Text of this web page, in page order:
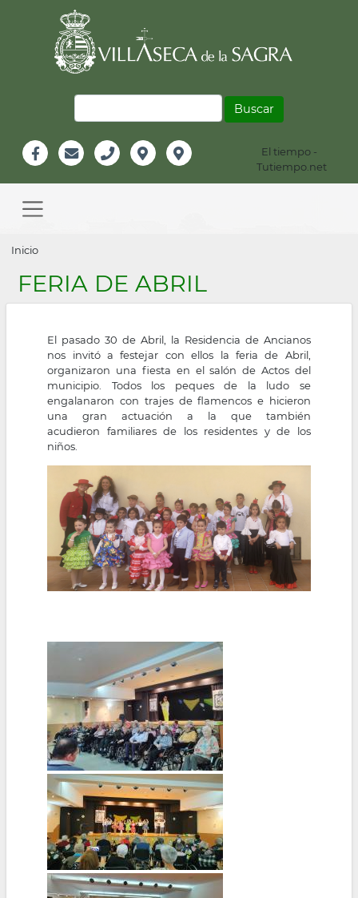
Información
Header
El tiempo -
Tutiempo.net
navigation
Sobrescribir
enlaces
de
ayuda
navegación
Inicio
FERIA DE ABRIL
El pasado 30 de Abril, la Residencia de Ancianos
nos invitó a festejar con ellos la feria de Abril,
organizaron una fiesta en el salón de Actos del
municipio. Todos los peques de la ludo se
engalanaron con trajes de flamencos e hicieron
una gran actuación a la que también
acudieron familiares de los residentes y de los
niños.